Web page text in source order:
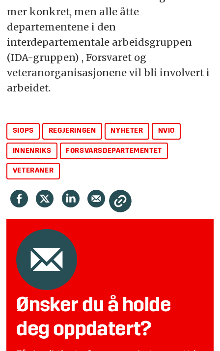
mer konkret, men alle åtte
departementene i den
interdepartementale arbeidsgruppen
(IDA-gruppen) , Forsvaret og
veteranorganisasjonene vil bli involvert i
arbeidet.
SIOPS REGJERINGEN NYHETER NVIO
INNENRIKS FORSVARSDEPARTEMENTET
VETERANER
Ønsker du å holde
deg oppdatert?